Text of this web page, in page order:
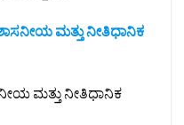
ಮತ್ತು ನೀತಿಧಾನಿಕ
ಮತ್ತು ನೀತಿಧಾನಿಕ